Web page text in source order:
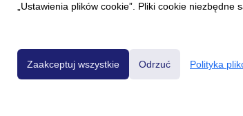
„Ustawienia plików cookie”. Pliki cookie
Zaakceptuj wszystkie Odrzuć Polityka